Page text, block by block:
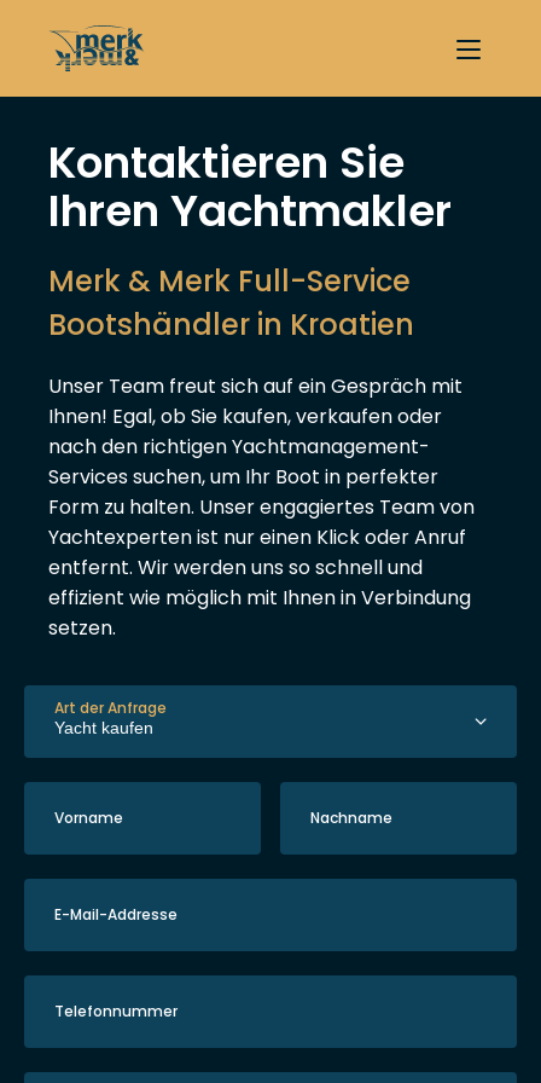
Kontaktieren Sie
Ihren Yachtmakler
Merk & Merk Full-Service
Bootshändler in Kroatien
Unser Team freut sich auf ein Gespräch mit
Ihnen! Egal, ob Sie kaufen, verkaufen oder
nach den richtigen Yachtmanagement-
Services suchen, um Ihr Boot in perfekter
Form zu halten. Unser engagiertes Team von
Yachtexperten ist nur einen Klick oder Anruf
entfernt. Wir werden uns so schnell und
effizient wie möglich mit Ihnen in Verbindung
setzen.
Art der Anfrage
Vorname Nachname
E-Mail-Addresse
Telefonnummer